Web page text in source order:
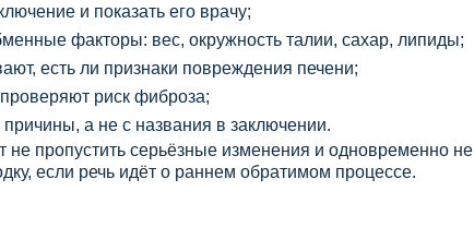
и показать его врачу;
факторы: вес, окружность талии, сахар, липиды;
есть ли признаки повреждения печени;
риск фиброза;
а не с названия в заключении.
не пропустить серьёзные изменения и одновременно не
если речь идёт о раннем обратимом процессе.